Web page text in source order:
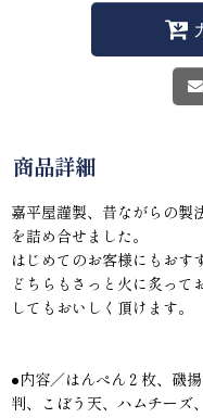
商品詳細
嘉平屋謹製、昔ながらの製
を詰め合せました。
はじめてのお客様にもおす
どちらもさっと火に炙って
してもおいしく頂けます。
●内容／はんぺん２枚、磯
判、こぼう天、ハムチーズ